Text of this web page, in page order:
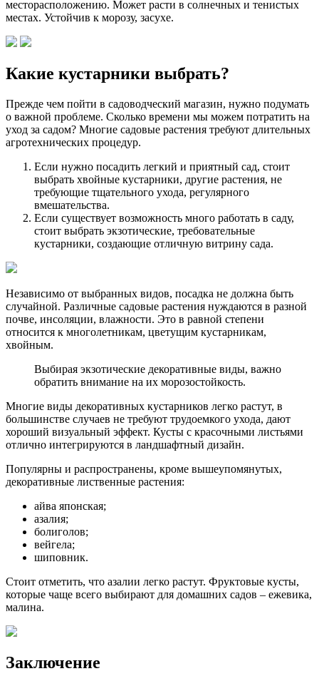
месторасположению. Может расти в солнечных и тенистых
местах. Устойчив к морозу, засухе.
Какие кустарники выбрать?
Прежде чем пойти в садоводческий магазин, нужно подумать
о важной проблеме. Сколько времени мы можем потратить на
уход за садом? Многие садовые растения требуют длительных
агротехнических процедур.
Если нужно посадить легкий и приятный сад, стоит
выбрать хвойные кустарники, другие растения, не
требующие тщательного ухода, регулярного
вмешательства.
Если существует возможность много работать в саду,
стоит выбрать экзотические, требовательные
кустарники, создающие отличную витрину сада.
Независимо от выбранных видов, посадка не должна быть
случайной. Различные садовые растения нуждаются в разной
почве, инсоляции, влажности. Это в равной степени
относится к многолетникам, цветущим кустарникам,
хвойным.
Выбирая экзотические декоративные виды, важно
обратить внимание на их морозостойкость.
Многие виды декоративных кустарников легко растут, в
большинстве случаев не требуют трудоемкого ухода, дают
хороший визуальный эффект. Кусты с красочными листьями
отлично интегрируются в ландшафтный дизайн.
Популярны и распространены, кроме вышеупомянутых,
декоративные лиственные растения:
айва японская;
азалия;
болиголов;
вейгела;
шиповник.
Стоит отметить, что азалии легко растут. Фруктовые кусты,
которые чаще всего выбирают для домашних садов – ежевика,
малина.
Заключение